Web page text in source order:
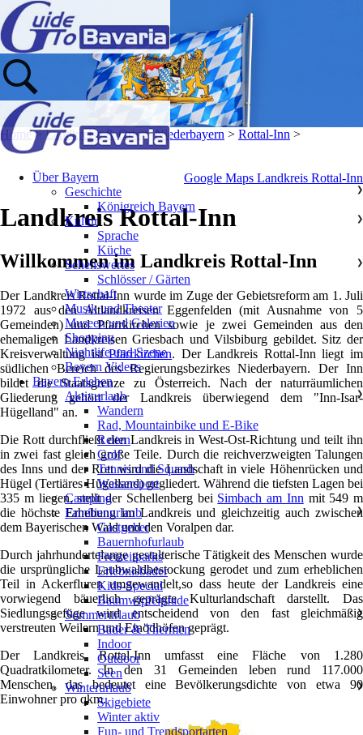
Home>Landkreise & Orte>Niederbayern > Rottal-Inn >
Google Maps Landkreis Rottal-Inn
Landkreis Rottal-Inn
Willkommen im Landkreis Rottal-Inn
Der Landkreis Rottal-Inn wurde im Zuge der Gebietsreform am 1. Juli
1972 aus den Altlandkreisen Eggenfelden (mit Ausnahme von 5
Gemeinden) und Pfarrkirchen sowie je zwei Gemeinden aus den
ehemaligen Landkreisen Griesbach und Vilsbiburg gebildet. Sitz der
Kreisverwaltung istPfarrkirchen. Der Landkreis Rottal-Inn liegt im
südlichen Bereich des Regierungsbezirkes Niederbayern. Der Inn
bildet die Staatsgrenze zu Österreich. Nach der naturräumlichen
Gliederung gehört der Landkreis überwiegend dem "Inn-Isar-
Hügelland" an.
Die Rott durchfließt den Landkreis in West-Ost-Richtung und teilt ihn
in zwei fast gleich große Teile. Durch die reichverzweigten Talungen
des Inns und der Rott wird die Landschaft in viele Höhenrücken und
Hügel (Tertiäres Hügelland) gegliedert. Während die tiefsten Lagen bei
335 m liegen, stellt der Schellenberg bei Simbach am Inn mit 549 m
die höchste Erhebung im Landkreis und gleichzeitig auch zwischen
dem Bayerischen Wald und den Voralpen dar.
Durch jahrhundertelange gestalterische Tätigkeit des Menschen wurde
die ursprüngliche Laubwaldbestockung gerodet und zum erheblichen
Teil in Ackerfluren umgewandelt,so dass heute der Landkreis eine
vorwiegend bäuerlich geprägte Kulturlandschaft darstellt. Das
Siedlungsgefüge wird entscheidend von den fast gleichmäßig
verstreuten Weilern und Einödhöfen geprägt.
Der Landkreis Rottal-Inn umfasst eine Fläche von 1.280
Quadratkilometer. In den 31 Gemeinden leben rund 117.000
Menschen, das bedeutet eine Bevölkerungsdichte von etwa 90
Einwohner pro qkm.
Über Bayern
Geschichte
❯
Königreich Bayern
Kultur
❯
Sprache
Küche
Sehenswertes
❯
Schlösser / Gärten
Wirtschaft
Musik und Theater
Museen und Galerien
Shopping
Nightlife und Szene
Bayern Videos
Bayern Erleben
Aktivurlaub
❯
Wandern
Rad, Mountainbike und E-Bike
Reiten
Golf
Tennis und Squash
Wassersport
Camping
Familienurlaub
❯
Gastgeber
Bauernhofurlaub
Freizeitparks
Erlebnisbäder
Kids-Special
Baumwipfelpfade
Sommerurlaub
❯
Bäder & Thermen
Indoor
Outdoor
Seen
Winterurlaub
❯
Skigebiete
Winter aktiv
Fun- und Trendsportarten